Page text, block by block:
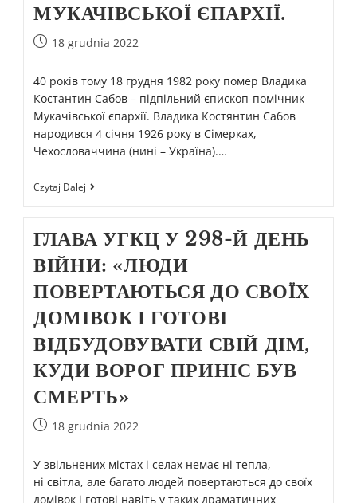
МУКАЧІВСЬКОЇ ЄПАРХІЇ.
18 grudnia 2022
40 років тому 18 грудня 1982 року помер Владика
Костантин Сабов – підпільний єпископ-помічник
Мукачівської єпархії. Владика Костянтин Сабов
народився 4 січня 1926 року в Сімерках,
Чехословаччина (нині – Україна).…
Czytaj Dalej
ГЛАВА УГКЦ У 298-Й ДЕНЬ
ВІЙНИ: «ЛЮДИ
ПОВЕРТАЮТЬСЯ ДО СВОЇХ
ДОМІВОК І ГОТОВІ
ВІДБУДОВУВАТИ СВІЙ ДІМ,
КУДИ ВОРОГ ПРИНІС БУВ
СМЕРТЬ»
18 grudnia 2022
У звільнених містах і селах немає ні тепла,
ні світла, але багато людей повертаються до своїх
домівок і готові навіть у таких драматичних